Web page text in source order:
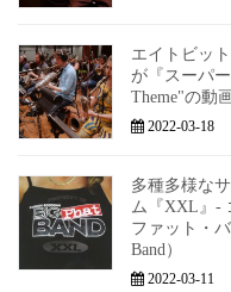
エイトビッ
が『スーパ
Theme"の動
2022-03-18
多種多様な
ム『XXL』-
ファット・
Band）
2022-03-11